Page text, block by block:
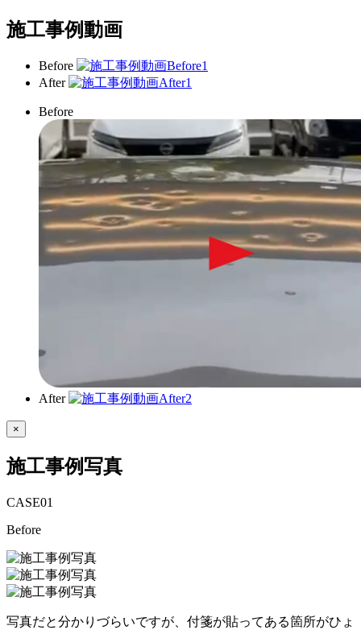
施工事例動画
Before
After
Before
After
×
施工事例写真
CASE01
Before
写真だと分かりづらいですが、付箋が貼ってある箇所がひょ